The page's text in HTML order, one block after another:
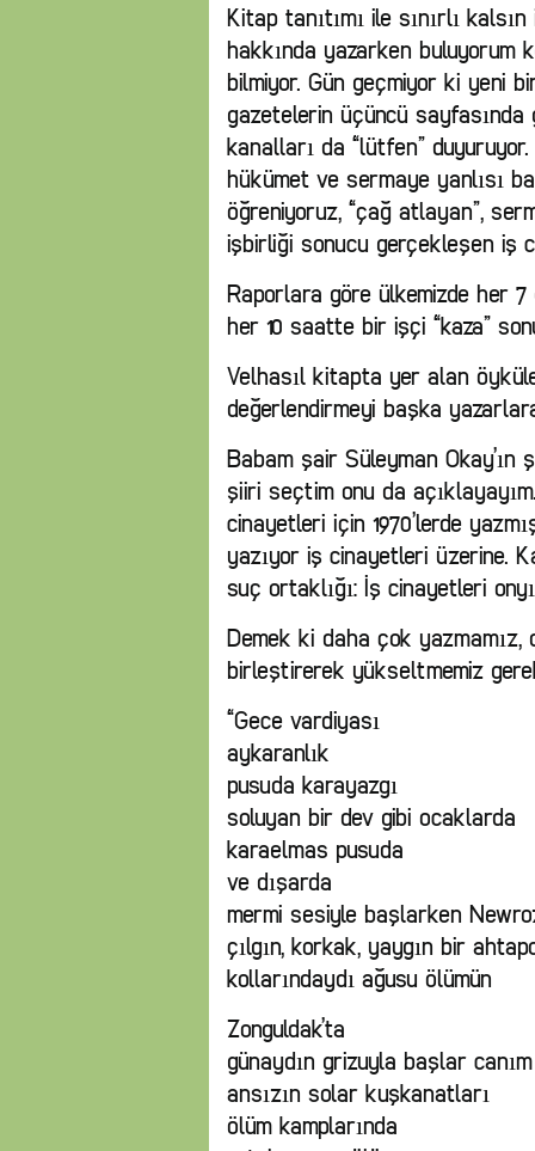
Kitap tanıtımı ile sınırlı
hakkında yazarken buluyorum
bilmiyor. Gün geçmiyor ki yeni
gazetelerin üçüncü
kanalları da “lütfen”
hükümet ve sermaye yanlısı
öğreniyoruz, “çağ atlayan”,
işbirliği sonucu gerçekleşen iş
Raporlara göre ülkemizde her
her 10 saatte bir işçi “kaza”
Velhasıl kitapta yer alan
değerlendirmeyi başka
Babam şair Süleyman
şiiri seçtim onu da
cinayetleri için 1970’lerde
yazıyor iş cinayetleri üzerine.
suç ortaklığı: İş cinayetleri
Demek ki daha çok
birleştirerek yükseltmemiz
“Gece vardiyası
aykaranlık
pusuda karayazgı
soluyan bir dev gibi ocaklarda
karaelmas pusuda
ve dışarda
mermi sesiyle başlarken
çılgın, korkak, yaygın bir
kollarındaydı ağusu ölümün
Zonguldak’ta
günaydın grizuyla başlar canım
ansızın solar kuşkanatları
ölüm kamplarında